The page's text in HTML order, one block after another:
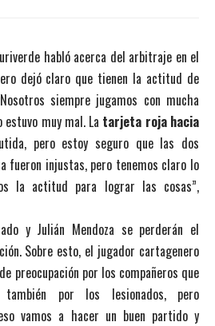
habló acerca del arbitraje en el
dejó claro que tienen la actitud de
siempre jugamos con mucha
muy mal. La tarjeta roja hacia
pero estoy seguro que las dos
fueron injustas, pero tenemos claro lo
la actitud para lograr las cosas”,
y Julián Mendoza se perderán el
Sobre esto, el jugador cartagenero
preocupación por los compañeros que
también por los lesionados, pero
vamos a hacer un buen partido y